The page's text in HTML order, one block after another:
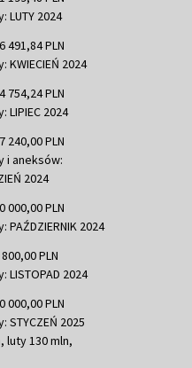
LUTY 2024
491,84 PLN
2024
754,24 PLN
LIPIEC 2024
240,00 PLN
i aneksów:
2024
000,00 PLN
2024
PLN
2024
000,00 PLN
2025
luty 130 mln,